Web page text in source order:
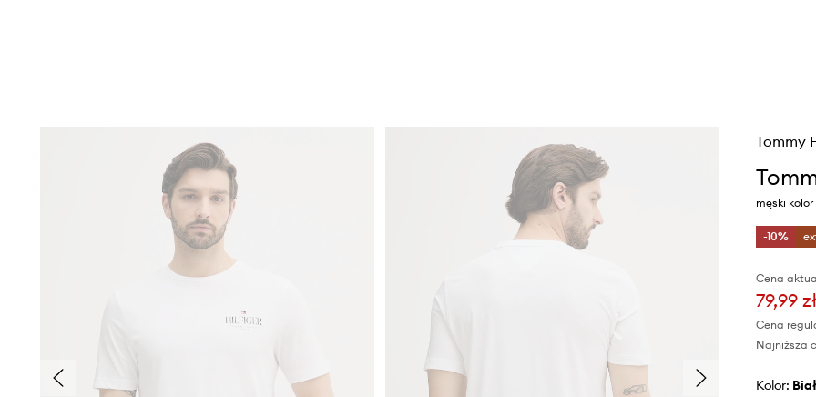
Tommy
męski
-10%
Cena
79,99 zł
Cena
Najniższa
Kolor: